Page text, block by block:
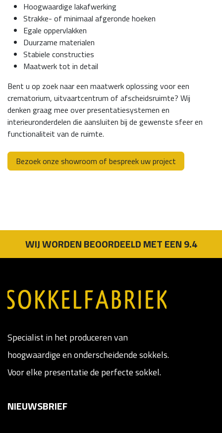
Hoogwaardige lakafwerking
Strakke- of minimaal afgeronde hoeken
Egale oppervlakken
Duurzame materialen
Stabiele constructies
Maatwerk tot in detail
Bent u op zoek naar een maatwerk oplossing voor een
crematorium, uitvaartcentrum of afscheidsruimte? Wij
denken graag mee over presentatiesystemen en
interieuronderdelen die aansluiten bij de gewenste sfeer en
functionaliteit van de ruimte.
Bezoek onze showroom of bespreek uw project
WIJ WORDEN BEOORDEELD MET EEN 9.4
Specialist in het produceren van
hoogwaardige en onderscheidende sokkels.
Voor elke presentatie de perfecte sokkel.
NIEUWSBRIEF